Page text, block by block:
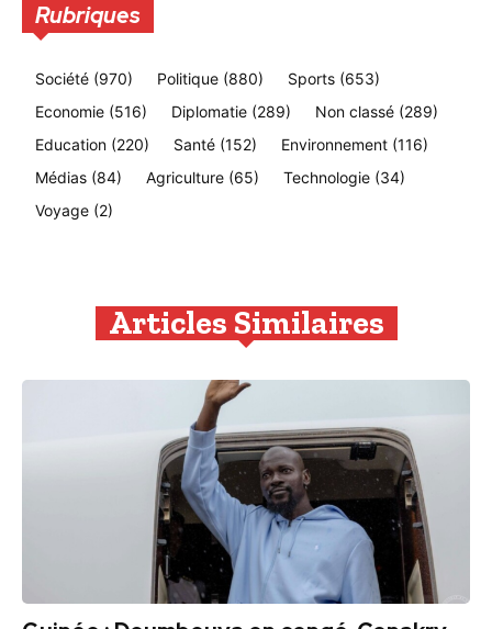
Rubriques
Société (970) Politique (880) Sports (653)
Economie (516) Diplomatie (289) Non classé (289)
Education (220) Santé (152) Environnement (116)
Médias (84) Agriculture (65) Technologie (34)
Voyage (2)
Articles Similaires